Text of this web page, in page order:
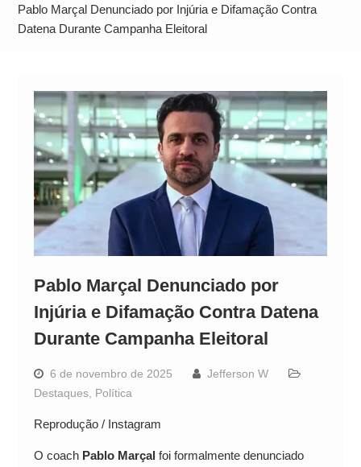
Operação Ágio: Ação policial na Bahia prende 14
suspeitos e mira rede ligada a ‘Zói de Gato’, do
Pablo Marçal Denunciado por Injúria e Difamação Contra
Datena Durante Campanha Eleitoral
Pablo Marçal Denunciado por
Injúria e Difamação Contra Datena
Durante Campanha Eleitoral
6 de novembro de 2025
Jefferson W
Destaques, Política
Reprodução / Instagram
O coach Pablo Marçal foi formalmente denunciado